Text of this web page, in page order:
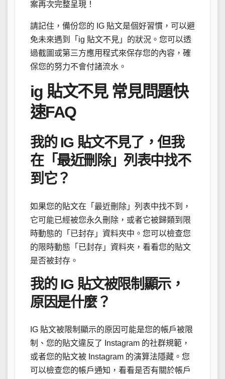
案再次完整呈現！
請記住，備份您的 IG 貼文是個好習慣，可以避
免未來遇到「ig 貼文不見」的狀況。您可以透
過截圖或第三方應用程式來保存您的內容，確
保您的努力不會付諸流水。
ig 貼文不見 常見問題快
速FAQ
我的 IG 貼文不見了，但我
在「最近刪除」列表中找不
到它？
如果您的貼文在「最近刪除」列表中找不到，
它可能已經被您永久刪除，或者它被歸類到限
時動態的「已封存」資料夾中。您可以檢查您
的限時動態「已封存」資料夾，看看您的貼文
是否被封存。
我的 IG 貼文被限制顯示，
原因是什麼？
IG 貼文被限制顯示的原因可能是您的帳戶被限
制、您的貼文違反了 Instagram 的社群規範，
或者您的貼文被 Instagram 的演算法隱藏。您
可以檢查您的帳戶通知，看看是否有關於帳戶